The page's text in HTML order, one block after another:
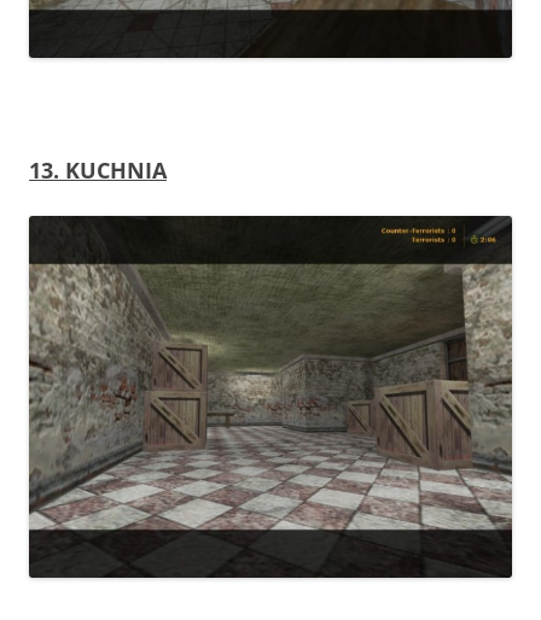
13. KUCHNIA